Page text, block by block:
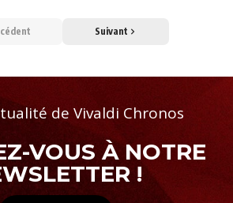
Suivant
de Vivaldi Chronos
VOUS À NOTRE
!